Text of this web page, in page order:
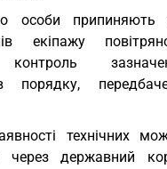
особи припиняють
екіпажу
контроль
порядку,
технічних
через державний